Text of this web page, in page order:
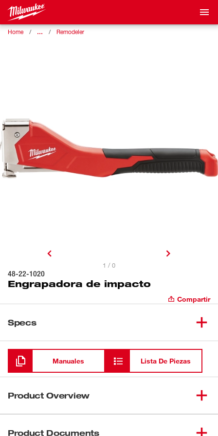
Home … Remodeler
1 / 0
48-22-1020
Engrapadora de impacto
Compartir
Specs
Cargando
Manuales Lista De Piezas
Product Overview
Nothing But Heavy Duty. Hecha con un diseño
Product Documents